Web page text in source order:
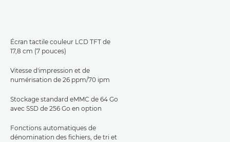
Écran tactile couleur LCD TFT de
17,8 cm (7 pouces)
Vitesse d'impression et de
numérisation de 26 ppm/70 ipm
Stockage standard eMMC de 64 Go
avec SSD de 256 Go en option
Fonctions automatiques de
dénomination des fichiers, de tri et